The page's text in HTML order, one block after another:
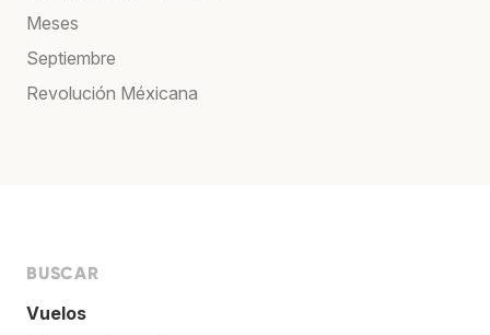
Meses
Septiembre
Revolución Méxicana
BUSCAR
Vuelos